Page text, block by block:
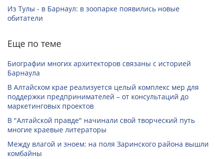
Из Тулы - в Барнаул: в зоопарке появились новые
обитатели
Еще по теме
Биографии многих архитекторов связаны с историей
Барнаула
В Алтайском крае реализуется целый комплекс мер для
поддержки предпринимателей – от консультаций до
маркетинговых проектов
В "Алтайской правде" начинали свой творческий путь
многие краевые литераторы
Между влагой и зноем: на поля Заринского района вышли
комбайны